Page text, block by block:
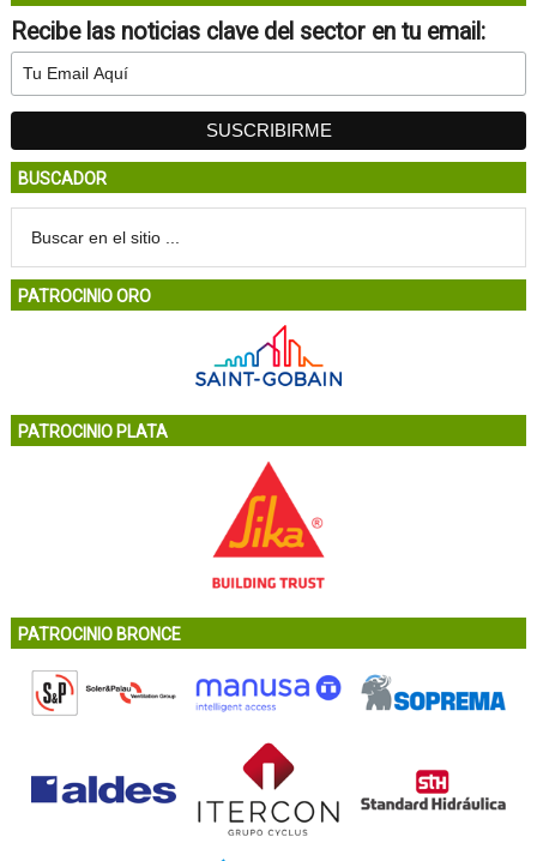
Recibe las noticias clave del sector en tu email:
BUSCADOR
PATROCINIO ORO
PATROCINIO PLATA
PATROCINIO BRONCE